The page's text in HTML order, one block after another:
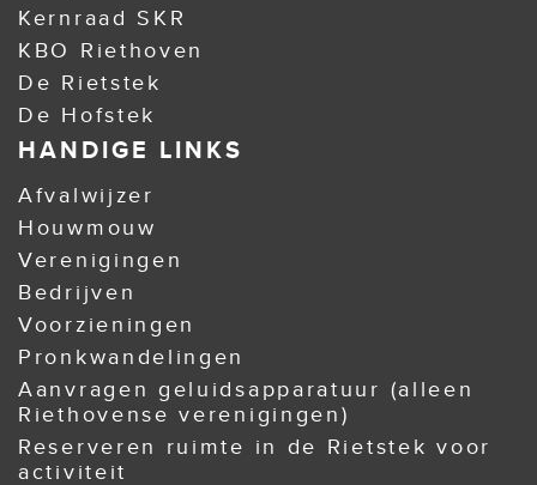
Kernraad SKR
KBO Riethoven
De Rietstek
De Hofstek
HANDIGE LINKS
Afvalwijzer
Houwmouw
Verenigingen
Bedrijven
Voorzieningen
Pronkwandelingen
Aanvragen geluidsapparatuur (alleen
Riethovense verenigingen)
Reserveren ruimte in de Rietstek voor
activiteit